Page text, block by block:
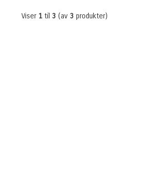
Viser 1 til 3 (av 3 produkter)